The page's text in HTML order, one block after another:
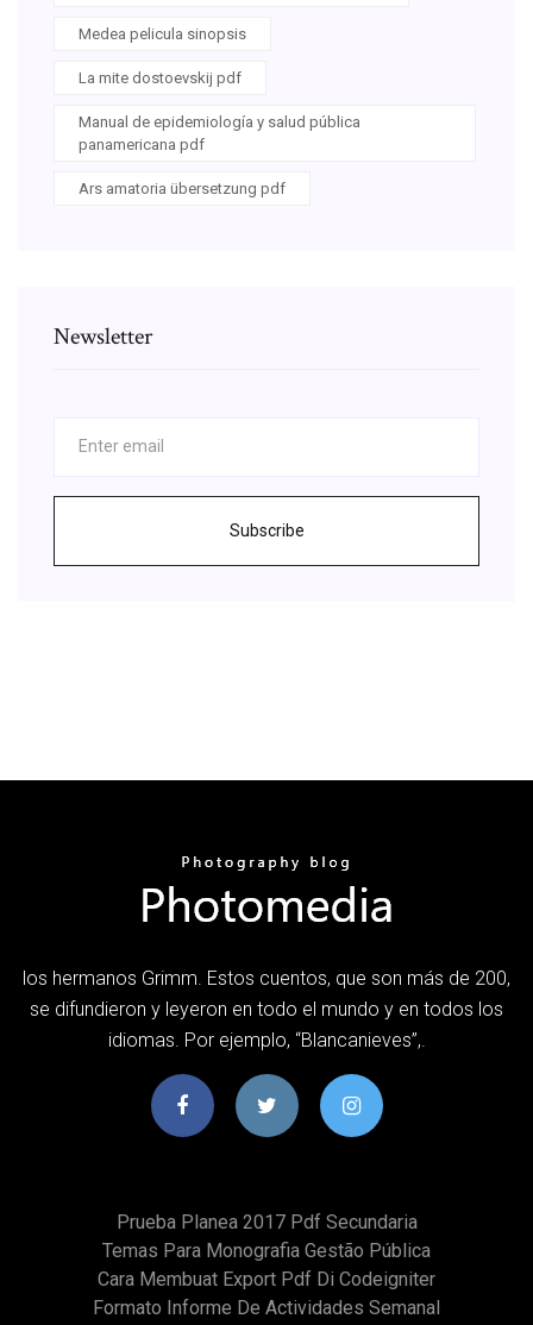
Medea pelicula sinopsis
La mite dostoevskij pdf
Manual de epidemiología y salud pública
panamericana pdf
Ars amatoria übersetzung pdf
Newsletter
Subscribe
los hermanos Grimm. Estos cuentos, que son más de 200,
se difundieron y leyeron en todo el mundo y en todos los
idiomas. Por ejemplo, “Blancanieves”,.
Prueba Planea 2017 Pdf Secundaria
Temas Para Monografia Gestão Pública
Cara Membuat Export Pdf Di Codeigniter
Formato Informe De Actividades Semanal